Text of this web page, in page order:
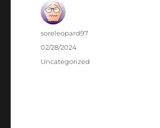
Author
soreleopard97
Posted
02/28/2024
Categories
Uncategorized